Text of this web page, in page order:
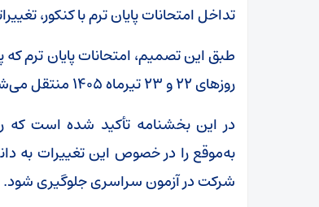
تداخل امتحانات پایان ترم با کنکور،
روز‌های ۲۲ و ۲۳ تیرماه ۱۴۰۵ منتقل می‌شود.
در این بخشنامه تأکید شده است که
به‌موقع را در خصوص این تغییرات به
شرکت در آزمون سراسری جلوگیری شود.